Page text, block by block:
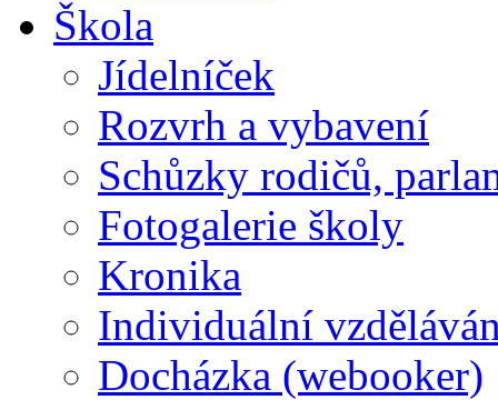
Škola
Jídelníček
Rozvrh a vybavení
Schůzky rodičů,
Fotogalerie školy
Kronika
Individuální
Docházka (webooker)